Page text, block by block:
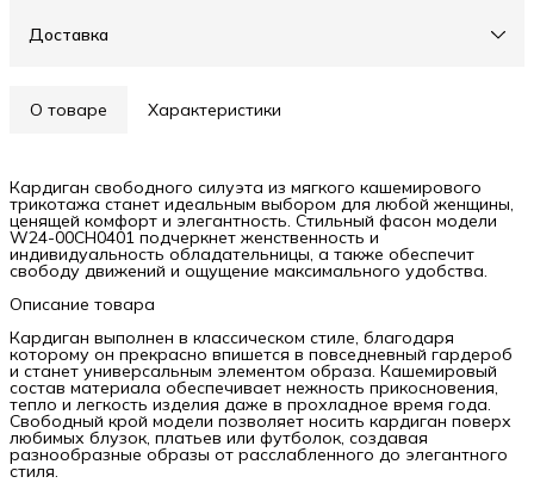
Доставка
О товаре Характеристики
Кардиган свободного силуэта из мягкого кашемирового
трикотажа станет идеальным выбором для любой женщины,
ценящей комфорт и элегантность. Стильный фасон модели
W24-00CH0401 подчеркнет женственность и
индивидуальность обладательницы, а также обеспечит
свободу движений и ощущение максимального удобства.
Описание товара
Кардиган выполнен в классическом стиле, благодаря
которому он прекрасно впишется в повседневный гардероб
и станет универсальным элементом образа. Кашемировый
состав материала обеспечивает нежность прикосновения,
тепло и легкость изделия даже в прохладное время года.
Свободный крой модели позволяет носить кардиган поверх
любимых блузок, платьев или футболок, создавая
разнообразные образы от расслабленного до элегантного
стиля.